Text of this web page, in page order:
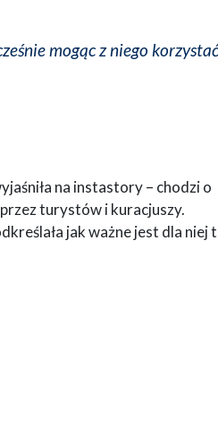
mogąc z niego korzystać
na instastory – chodzi o
turystów i kuracjuszy.
jak ważne jest dla niej